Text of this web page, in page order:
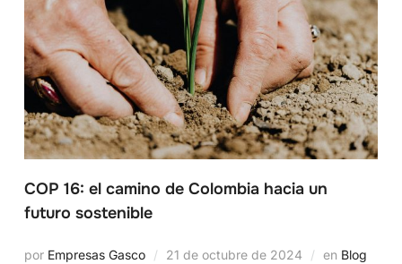
COP 16: el camino de Colombia hacia un
futuro sostenible
por Empresas Gasco 21 de octubre de 2024 en Blog